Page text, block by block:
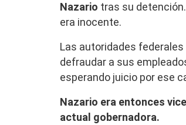
Nazario tras su
era inocente.
Las autoridades
defraudar a sus
esperando juicio por ese
Nazario era entonces
actual gobernadora.